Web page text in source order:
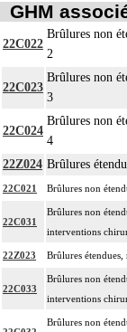
GHM
22C022
Brûlures non
2
22C023
Brûlures non
3
22C024
Brûlures non
4
22Z024 Brûlures
22C021 Brûlures non
22C031
Brûlures non
interventions
22Z023 Brûlures étendues,
22C033
Brûlures non
interventions
Brûlures non